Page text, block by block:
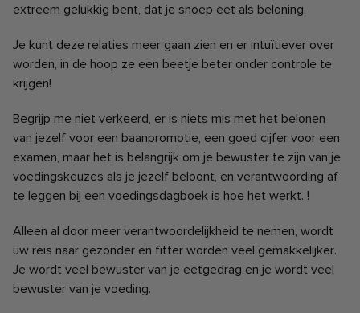
extreem gelukkig bent, dat je snoep eet als beloning.
Je kunt deze relaties meer gaan zien en er intuïtiever over
worden, in de hoop ze een beetje beter onder controle te
krijgen!
Begrijp me niet verkeerd, er is niets mis met het belonen
van jezelf voor een baanpromotie, een goed cijfer voor een
examen, maar het is belangrijk om je bewuster te zijn van je
voedingskeuzes als je jezelf beloont, en verantwoording af
te leggen bij een voedingsdagboek is hoe het werkt. !
Alleen al door meer verantwoordelijkheid te nemen, wordt
uw reis naar gezonder en fitter worden veel gemakkelijker.
Je wordt veel bewuster van je eetgedrag en je wordt veel
bewuster van je voeding.